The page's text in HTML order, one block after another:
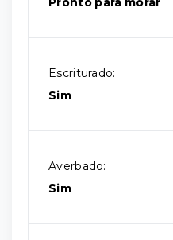
Escriturado:
Sim
Averbado:
Sim